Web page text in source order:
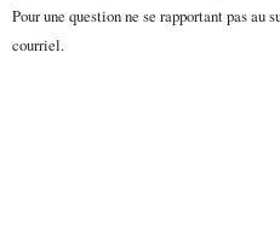
Pour une question ne se rapportant pas
courriel.